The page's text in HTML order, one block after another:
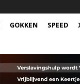
GOKKEN SPEED